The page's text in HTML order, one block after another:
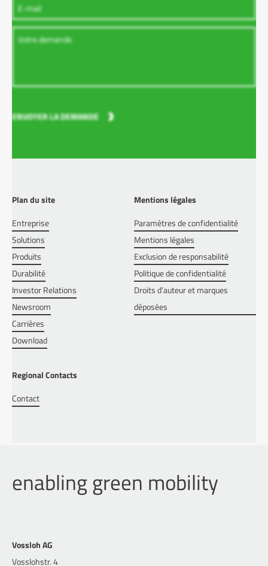
ENVOYER LA DEMANDE
Plan du site
Entreprise
Solutions
Produits
Durabilité
Investor Relations
Newsroom
Carrières
Download
Mentions légales
Paramètres de confidentialité
Mentions légales
Exclusion de responsabilité
Politique de confidentialité
Droits d’auteur et marques
déposées
Regional Contacts
Contact
enabling green mobility
Vossloh AG
Vosslohstr. 4